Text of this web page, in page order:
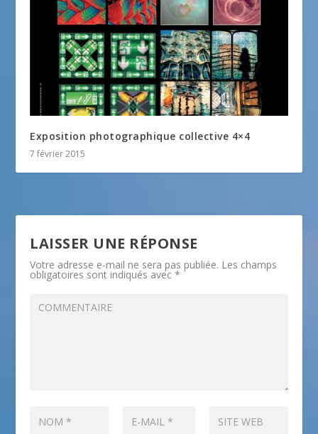
Exposition photographique collective 4×4
7 février 2015
LAISSER UNE RÉPONSE
Votre adresse e-mail ne sera pas publiée. Les champs
obligatoires sont indiqués avec*